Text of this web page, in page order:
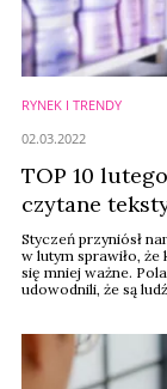
RYNEK I TRENDY
TOP 10
czytane
Styczeń przyniósł
w lutym sprawiło,
się mniej ważne.
udowodnili, że są
roku. Ranking
02.03.2022